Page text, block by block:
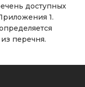
доступных
1.
перечня.